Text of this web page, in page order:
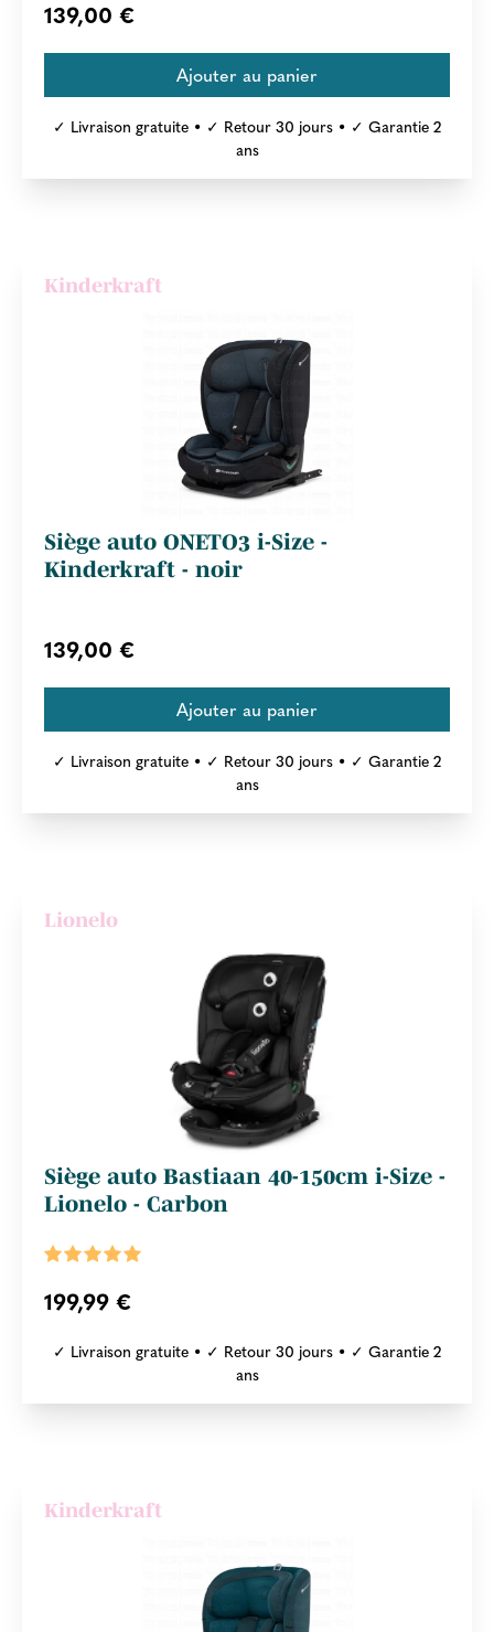
139,00 €
✓ Livraison gratuite • ✓ Retour 30 jours • ✓ Garantie 2
ans
Kinderkraft
Siège auto ONETO3 i-Size -
Kinderkraft - noir
139,00 €
✓ Livraison gratuite • ✓ Retour 30 jours • ✓ Garantie 2
ans
Lionelo
Siège auto Bastiaan 40-150cm i-Size -
Lionelo - Carbon
199,99 €
✓ Livraison gratuite • ✓ Retour 30 jours • ✓ Garantie 2
ans
Kinderkraft